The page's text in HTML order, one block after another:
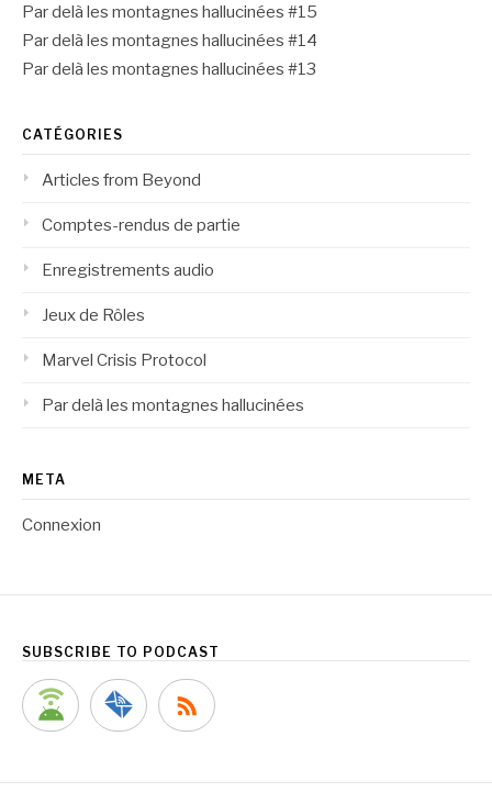
Par delà les montagnes hallucinées #15
Par delà les montagnes hallucinées #14
Par delà les montagnes hallucinées #13
CATÉGORIES
Articles from Beyond
Comptes-rendus de partie
Enregistrements audio
Jeux de Rôles
Marvel Crisis Protocol
Par delà les montagnes hallucinées
META
Connexion
SUBSCRIBE TO PODCAST